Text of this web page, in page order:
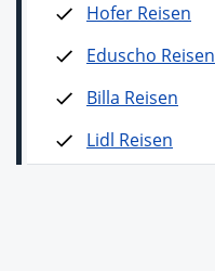
Hofer Reisen
Eduscho Reisen
Billa Reisen
Lidl Reisen